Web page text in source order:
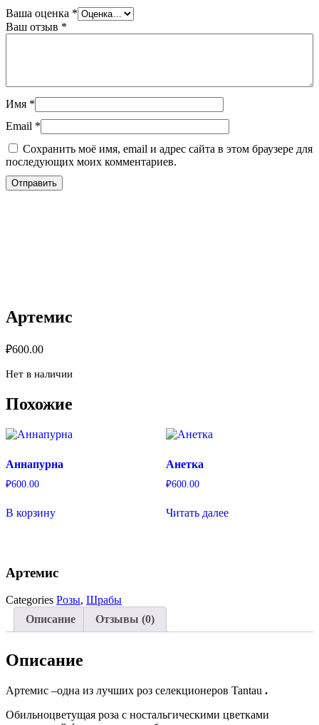
Ваша оценка *
Ваш отзыв *
Имя *
Email *
Сохранить моё имя, email и адрес сайта в этом браузере для
последующих моих комментариев.
Артемис
₽600.00
Нет в наличии
Похожие
Аннапурна
₽600.00
В корзину
Анетка
₽600.00
Читать далее
Артемис
Categories Розы, Шрабы
Описание
Отзывы (0)
Описание
Артемис –одна из лучших роз селекционеров Tantau .
Обильноцветущая роза с ностальгическими цветками